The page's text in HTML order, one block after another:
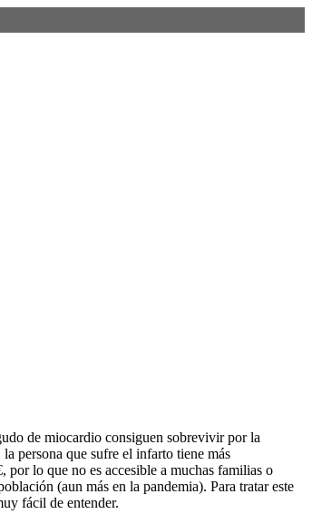
de miocardio consiguen sobrevivir por la
persona que sufre el infarto tiene más
por lo que no es accesible a muchas familias o
(aun más en la pandemia). Para tratar este
fácil de entender.